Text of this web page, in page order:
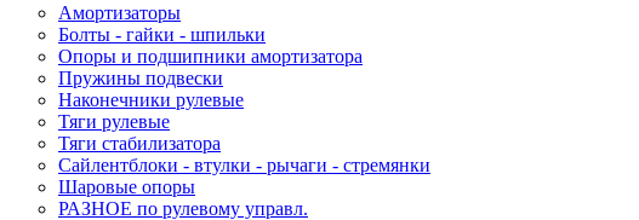
Амортизаторы
Болты - гайки - шпильки
Опоры и подшипники амортизатора
Пружины подвески
Наконечники рулевые
Тяги рулевые
Тяги стабилизатора
Сайлентблоки - втулки - рычаги - стремянки
Шаровые опоры
РАЗНОЕ по рулевому управл.